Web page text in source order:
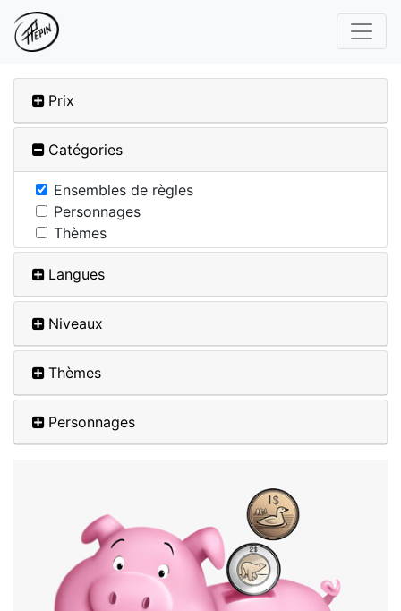
Prix
Catégories
Ensembles de règles
Personnages
Thèmes
Langues
Niveaux
Thèmes
Personnages